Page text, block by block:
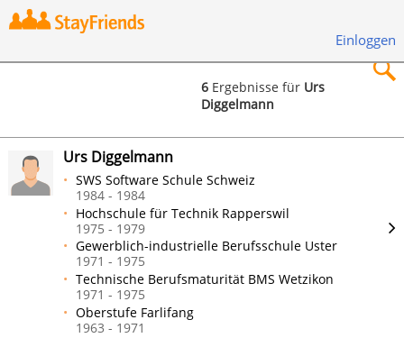
Einloggen
Suchen
6 Ergebnisse für Urs
Diggelmann
Urs Diggelmann
SWS Software Schule Schweiz
1984 - 1984
Hochschule für Technik Rapperswil
1975 - 1979
Gewerblich-industrielle Berufsschule Uster
1971 - 1975
Technische Berufsmaturität BMS Wetzikon
1971 - 1975
Oberstufe Farlifang
1963 - 1971